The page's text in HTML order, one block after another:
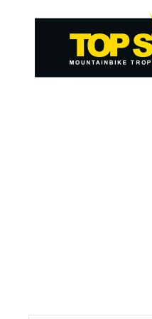
Skip to main content